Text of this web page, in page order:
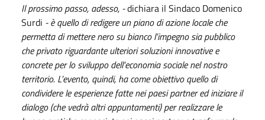
Il prossimo passo, adesso, -dichiara il Sindaco Domenico
Surdi - è quello di redigere un piano di azione locale che
permetta di mettere nero su bianco l’impegno sia pubblico
che privato riguardante ulteriori soluzioni innovative e
concrete per lo sviluppo dell’economia sociale nel nostro
territorio. L’evento, quindi, ha come obiettivo quello di
condividere le esperienze fatte nei paesi partner ed iniziare il
dialogo (che vedrà altri appuntamenti) per realizzare le